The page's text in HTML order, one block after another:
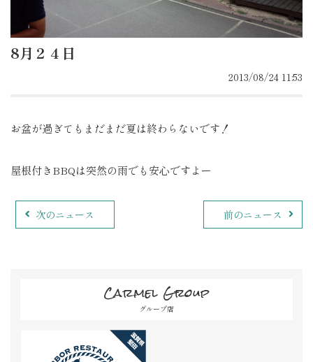
8月２４日
2013/08/24 11:53
お盆が過ぎてもまだまだ夏は終わらないです！
屋根付きBBQは突然の雨でも安心ですよー
次のニュース 前のニュース
Carmel Group
グループ店